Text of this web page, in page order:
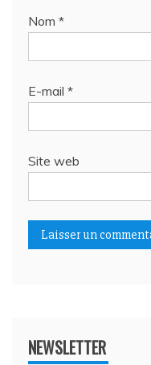
Nom *
E-mail *
Site web
NEWSLETTER